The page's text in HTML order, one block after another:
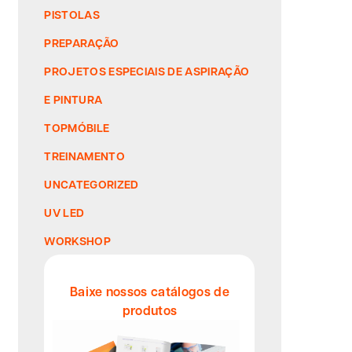
PISTOLAS
PREPARAÇÃO
PROJETOS ESPECIAIS DE ASPIRAÇÃO
E PINTURA
TOPMÓBILE
TREINAMENTO
UNCATEGORIZED
UV LED
WORKSHOP
Baixe nossos catálogos de
produtos